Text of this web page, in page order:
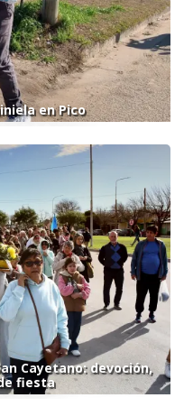
en Pico
Cayetano: devoción,
fiesta